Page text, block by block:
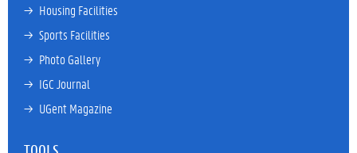
→ Housing Facilities
→ Sports Facilities
→ Photo Gallery
→ IGC Journal
→ UGent Magazine